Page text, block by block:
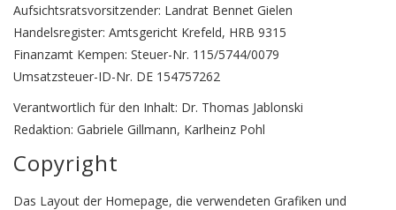
Aufsichtsratsvorsitzender: Landrat Bennet Gielen
Handelsregister: Amtsgericht Krefeld, HRB 9315
Finanzamt Kempen: Steuer-Nr. 115/5744/0079
Umsatzsteuer-ID-Nr. DE 154757262
Verantwortlich für den Inhalt: Dr. Thomas Jablonski
Redaktion: Gabriele Gillmann, Karlheinz Pohl
Copyright
Das Layout der Homepage, die verwendeten Grafiken und